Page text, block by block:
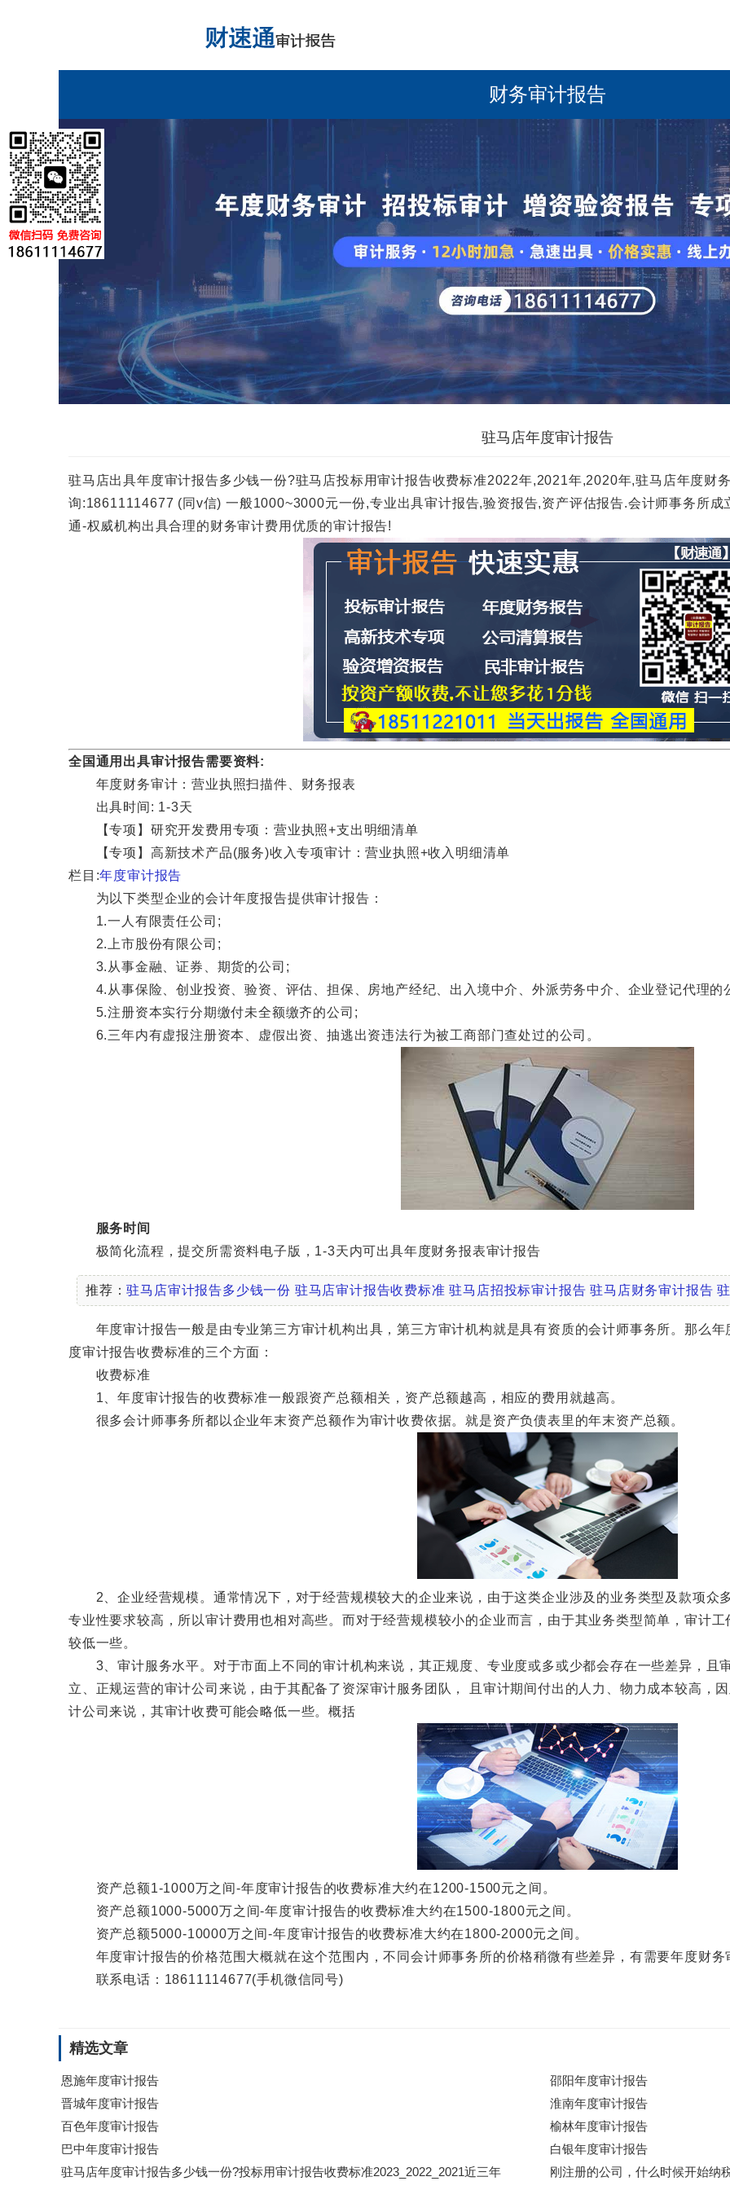
财务审计报告
驻马店年度审计报告
驻马店出具年度审计报告多少钱一份?驻马店投标用审计报告收费标准2022年,2021年,2020年,驻马店年度财
询:18611114677 (同v信) 一般1000~3000元一份,专业出具审计报告,验资报告,资产评估报告.会计师事务所
通-权威机构出具合理的财务审计费用优质的审计报告!
全国通用出具审计报告需要资料:
年度财务审计：营业执照扫描件、财务报表
出具时间: 1-3天
【专项】研究开发费用专项：营业执照+支出明细清单
【专项】高新技术产品(服务)收入专项审计：营业执照+收入明细清单
栏目:年度审计报告
为以下类型企业的会计年度报告提供审计报告：
1.一人有限责任公司;
2.上市股份有限公司;
3.从事金融、证券、期货的公司;
4.从事保险、创业投资、验资、评估、担保、房地产经纪、出入境中介、外派劳务中介、企业登记代理的
5.注册资本实行分期缴付未全额缴齐的公司;
6.三年内有虚报注册资本、虚假出资、抽逃出资违法行为被工商部门查处过的公司。
服务时间
极简化流程，提交所需资料电子版，1-3天内可出具年度财务报表审计报告
推荐：驻马店审计报告多少钱一份 驻马店审计报告收费标准 驻马店招投标审计报告 驻马店财务审计报告
年度审计报告一般是由专业第三方审计机构出具，第三方审计机构就是具有资质的会计师事务所。那么年
度审计报告收费标准的三个方面：
收费标准
1、年度审计报告的收费标准一般跟资产总额相关，资产总额越高，相应的费用就越高。
很多会计师事务所都以企业年末资产总额作为审计收费依据。就是资产负债表里的年末资产总额。
2、企业经营规模。通常情况下，对于经营规模较大的企业来说，由于这类企业涉及的业务类型及款项众
专业性要求较高，所以审计费用也相对高些。而对于经营规模较小的企业而言，由于其业务类型简单，审计
较低一些。
3、审计服务水平。对于市面上不同的审计机构来说，其正规度、专业度或多或少都会存在一些差异，且
立、正规运营的审计公司来说，由于其配备了资深审计服务团队， 且审计期间付出的人力、物力成本较高，
计公司来说，其审计收费可能会略低一些。概括
资产总额1-1000万之间-年度审计报告的收费标准大约在1200-1500元之间。
资产总额1000-5000万之间-年度审计报告的收费标准大约在1500-1800元之间。
资产总额5000-10000万之间-年度审计报告的收费标准大约在1800-2000元之间。
年度审计报告的价格范围大概就在这个范围内，不同会计师事务所的价格稍微有些差异，有需要年度财务
联系电话：18611114677(手机微信同号)
精选文章
恩施年度审计报告
邵阳年度审计报告
晋城年度审计报告
淮南年度审计报告
百色年度审计报告
榆林年度审计报告
巴中年度审计报告
白银年度审计报告
驻马店年度审计报告多少钱一份?投标用审计报告收费标准2023_2022_2021近三年
刚注册的公司，什么时候开始纳